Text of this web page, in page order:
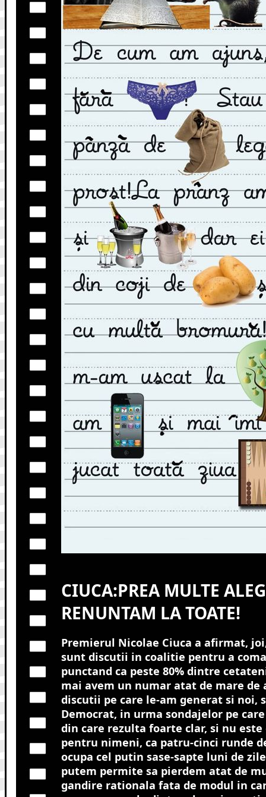
CIUCA:PREA MULTE
RENUNTAM LA TOATE!
Premierul Nicolae Ciuca a afirmat,
sunt discutii in coalitie pentru a
punctand ca peste 80% dintre
mai avem un numar atat de mare de
discutii pe care le-am generat si noi,
Democrat, in urma sondajelor pe
din care rezulta foarte clar, si nu
pentru nimeni, ca patru-cinci runde
ocupa cel putin sase-sapte luni de
putem permite sa pierdem atat de
gandire rationala fata de modul in